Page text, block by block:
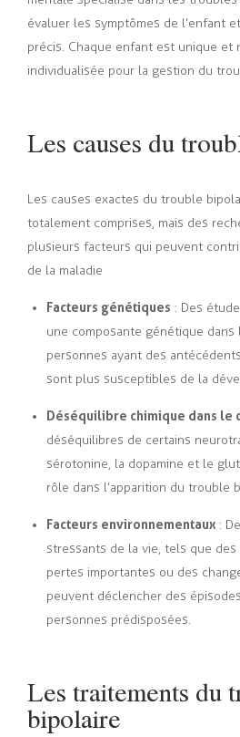
évaluer les symptômes de l’enfant
précis. Chaque enfant est unique et
individualisée pour la gestion du
Les causes du
Les causes exactes du trouble
totalement comprises, mais des
plusieurs facteurs qui peuvent
de la maladie
Facteurs génétiques : Des
une composante génétique
personnes ayant des
sont plus susceptibles de la
Déséquilibre chimique dans le
déséquilibres de certains
sérotonine, la dopamine et le
rôle dans l’apparition du trouble
Facteurs environnementaux:
stressants de la vie, tels que des
pertes importantes ou des
peuvent déclencher des
personnes prédisposées.
Les traitements du
bipolaire